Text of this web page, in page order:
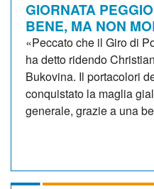
GIORNATA
BENE, MA NON
«Peccato che il Giro di
ha detto ridendo
Bukovina. Il portacolori
conquistato la maglia
generale, grazie a una